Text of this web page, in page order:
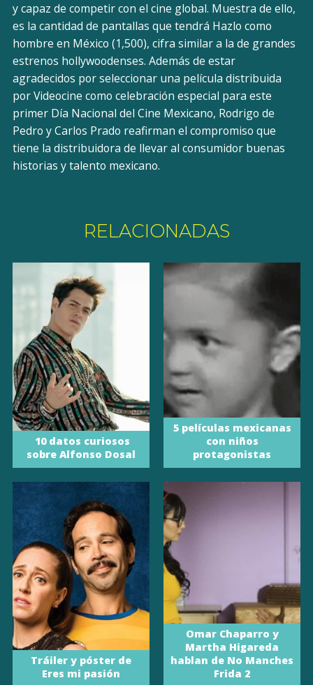
y capaz de competir con el cine global. Muestra de ello,
es la cantidad de pantallas que tendrá Hazlo como
hombre en México (1,500), cifra similar a la de grandes
estrenos hollywoodenses. Además de estar
agradecidos por seleccionar una película distribuida
por Videocine como celebración especial para este
primer Día Nacional del Cine Mexicano, Rodrigo de
Pedro y Carlos Prado reafirman el compromiso que
tiene la distribuidora de llevar al consumidor buenas
historias y talento mexicano.
RELACIONADAS
10 datos curiosos
sobre Alfonso Dosal
5 películas mexicanas
con niños
protagonistas
Tráiler y póster de
Eres mi pasión
Omar Chaparro y
Martha Higareda
hablan de No Manches
Frida 2